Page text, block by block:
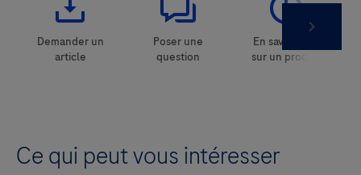
Ce qui peut vous intéresser